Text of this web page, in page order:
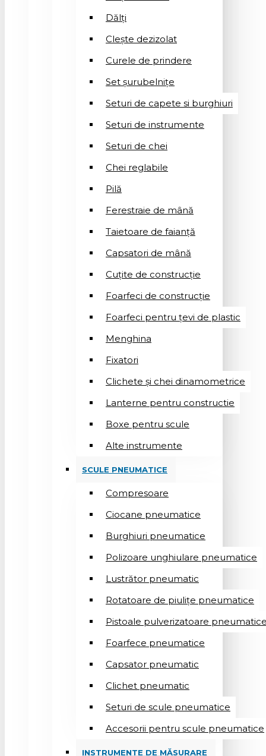
Dălți
Clește dezizolat
Curele de prindere
Set șurubelnițe
Seturi de capete si burghiuri
Seturi de instrumente
Seturi de chei
Chei reglabile
Pilă
Ferestraie de mână
Taietoare de faianță
Capsatori de mână
Cuțite de construcție
Foarfeci de construcție
Foarfeci pentru țevi de plastic
Menghina
Fixatori
Clichete și chei dinamometrice
Lanterne pentru constructie
Boxe pentru scule
Alte instrumente
SCULE PNEUMATICE
Compresoare
Ciocane pneumatice
Burghiuri pneumatice
Polizoare unghiulare pneumatice
Lustrător pneumatic
Rotatoare de piulițe pneumatice
Pistoale pulverizatoare
Foarfece pneumatice
Capsator pneumatic
Clichet pneumatic
Seturi de scule pneumatice
Accesorii pentru scule pneumatice
INSTRUMENTE DE MĂSURARE